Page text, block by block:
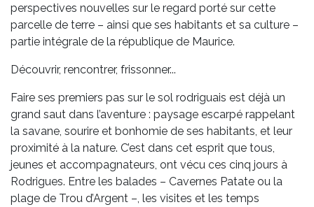
perspectives nouvelles sur le regard porté sur cette
parcelle de terre – ainsi que ses habitants et sa culture –
partie intégrale de la république de Maurice.
Découvrir, rencontrer, frissonner...
Faire ses premiers pas sur le sol rodriguais est déjà un
grand saut dans l’aventure : paysage escarpé rappelant
la savane, sourire et bonhomie de ses habitants, et leur
proximité à la nature. C’est dans cet esprit que tous,
jeunes et accompagnateurs, ont vécu ces cinq jours à
Rodrigues. Entre les balades – Cavernes Patate ou la
plage de Trou d’Argent –, les visites et les temps